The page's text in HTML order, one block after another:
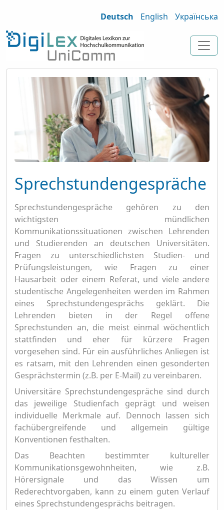
Deutsch English Українська
Sprechstundengespräche
Sprechstundengespräche gehören zu den
wichtigsten mündlichen
Kommunikationssituationen zwischen Lehrenden
und Studierenden an deutschen Universitäten.
Fragen zu unterschiedlichsten Studien- und
Prüfungsleistungen, wie Fragen zu einer
Hausarbeit oder einem Referat, und viele andere
studentische Angelegenheiten werden im Rahmen
eines Sprechstundengesprächs geklärt. Die
Lehrenden bieten in der Regel offene
Sprechstunden an, die meist einmal wöchentlich
stattfinden und eher für kürzere Fragen
vorgesehen sind. Für ein ausführliches Anliegen ist
es ratsam, mit den Lehrenden einen gesonderten
Gesprächstermin (z.B. per E-Mail) zu vereinbaren.
Universitäre Sprechstundengespräche sind durch
das jeweilige Studienfach geprägt und weisen
individuelle Merkmale auf. Dennoch lassen sich
fachübergreifende und allgemein gültige
Konventionen festhalten.
Das Beachten bestimmter kultureller
Kommunikationsgewohnheiten, wie z.B.
Hörersignale und das Wissen um
Rederechtvorgaben, kann zu einem guten Verlauf
eines Sprechstundengesprächs beitragen.